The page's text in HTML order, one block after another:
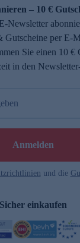
– 10 €
Newsletter
Gutscheine per E-
Sie einen 10 €
in den
Anmelden
und die
Sicher einkaufen